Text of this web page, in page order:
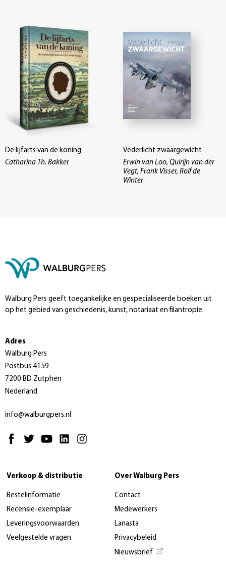
De lijfarts van de koning
Catharina Th. Bakker
Vederlicht zwaargewicht
Erwin van Loo, Quirijn van der
Vegt, Frank Visser, Rolf de
Winter
Walburg Pers geeft toegankelijke en gespecialiseerde boeken uit
op het gebied van geschiedenis, kunst, notariaat en filantropie.
Adres
Walburg Pers
Postbus 4159
7200 BD Zutphen
Nederland
info@walburgpers.nl
Verkoop & distributie
Bestelinformatie
Recensie-exemplaar
Leveringsvoorwaarden
Veelgestelde vragen
Over Walburg Pers
Contact
Medewerkers
Lanasta
Privacybeleid
Nieuwsbrief